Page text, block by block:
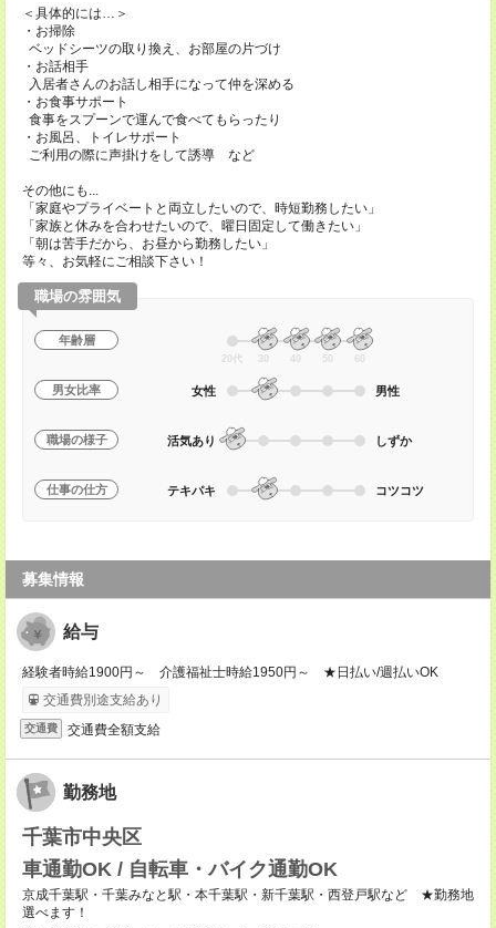
＜具体的には…＞
・お掃除
ベッドシーツの取り換え、お部屋の片づけ
・お話相手
入居者さんのお話し相手になって仲を深める
・お食事サポート
食事をスプーンで運んで食べてもらったり
・お風呂、トイレサポート
ご利用の際に声掛けをして誘導 など
その他にも...
「家庭やプライベートと両立したいので、時短勤務したい」
「家族と休みを合わせたいので、曜日固定して働きたい」
「朝は苦手だから、お昼から勤務したい」
等々、お気軽にご相談下さい！
職場の雰囲気
年齢層
20代 30 40 50 60
男女比率 女性 男性
職場の様子 活気あり しずか
仕事の仕方 テキパキ コツコツ
募集情報
給与
経験者時給1900円～ 介護福祉士時給1950円～ ★日払い/週払いOK
交通費別途支給あり
交通費 交通費全額支給
勤務地
千葉市中央区
車通勤OK / 自転車・バイク通勤OK
京成千葉駅・千葉みなと駅・本千葉駅・新千葉駅・西登戸駅など ★勤務地
選べます！